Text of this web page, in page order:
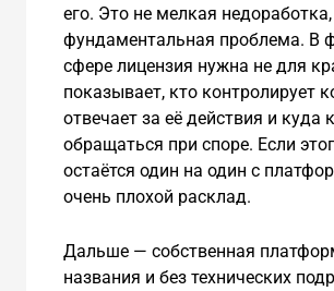
его. Это не мелкая
фундаментальная проблема. В
сфере лицензия нужна не для
показывает, кто контролирует
отвечает за её действия и куда
обращаться при споре. Если
остаётся один на один с
очень плохой расклад.
Дальше — собственная
названия и без технических